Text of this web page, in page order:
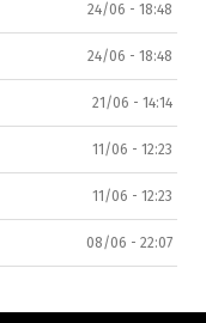
24/06 - 18:48
24/06 - 18:48
21/06 - 14:14
11/06 - 12:23
11/06 - 12:23
08/06 - 22:07